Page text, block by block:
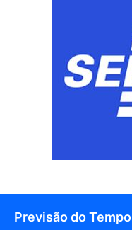
Previsão do Tempo